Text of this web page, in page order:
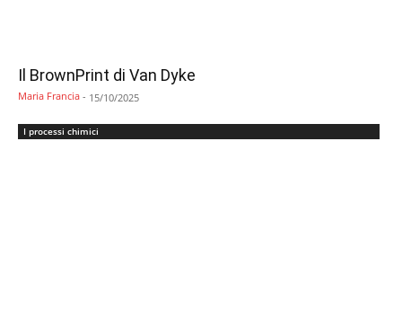
Il BrownPrint di Van Dyke
Maria Francia - 15/10/2025
I processi chimici